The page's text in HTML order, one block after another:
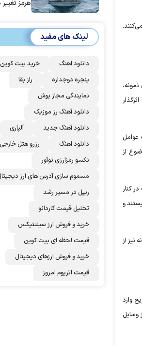
عوامل
از
کنار
و
نیز از
وارد
وسایل
هرمز تغییر
لینک های مفید
دانلود اهنگ
خرید بیت کوین
پنجره دوجداره
راز بقا
نمایندگی مجاز بوش
دانلود آهنگ رز‌ موزیک
دانلود آهنگ جدید
آلپاری
دانلود اهنگ
رزرو هتل خارجی
نکسو رمزارزی نوآور
مسموم سازی آدرس های ارز
ریپل در مسیر رشد
تحلیل قیمت کاردانو
خرید و فروش ارز سینتتیکس
قیمت لحظه ای بیت کوین
خرید و فروش ارزهای دیجیتال
قیمت اتریوم امروز